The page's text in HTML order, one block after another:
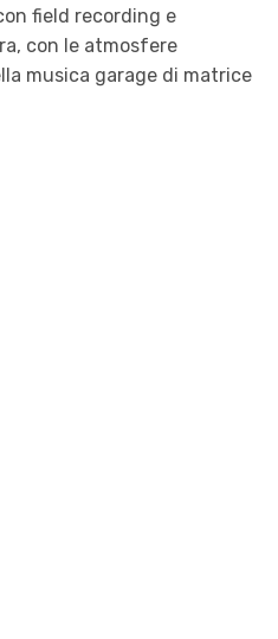
field recording e
con le atmosfere
musica garage di matrice